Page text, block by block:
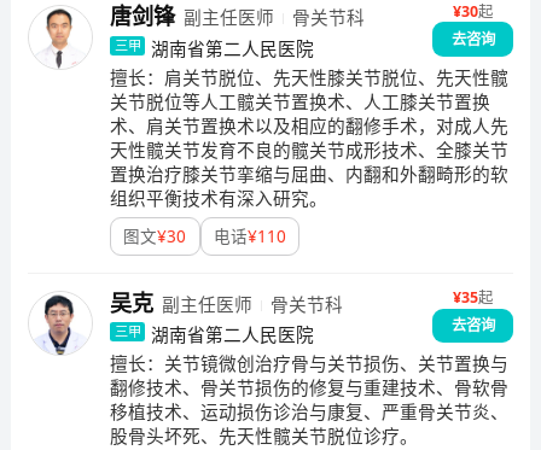
科治疗。7.先天性髋关节发育不良的分期外科治疗。8.
各种骨关节先天性畸形和继发性畸形的矫形外科治疗。
9.各种关节内骨折，韧带损伤修复重建手术治疗。10.各
型骨盆、髋臼、股骨颈、粗隆间骨折以胫腓骨等下肢骨
折，和肩胛骨、肱骨、尺桡骨等上肢骨折的微创外科治
疗，各种骨折不愈合的治疗。11.四肢各种骨关节感染性
疾病和肿瘤现代诊治技术。12.骨质疏松症现代诊治技
术。专家团队：李宝军：科室主任，医学博士，主任医
师，学科带头人；副教授，硕士研究生导师；湖南省中
伤与疾病的诊断治疗。2、人工关节置换与翻修技术。
3、骨关节损伤修复与重建，关节镜技术。4、各种骨关
节畸形矫形技术。5、现代人工关节假体研究，骨关节病
研究。专科特色：骨关节外科为省级骨关节病及运动损
伤诊疗中心。四个技术：1.关节置换与翻修技术。2.关
唐剑锋 副主任医师 骨关节科
三甲 湖南省第二人民医院
¥30起
去咨询
擅长： 肩关节脱位、先天性膝关节脱位、先天性髋
关节脱位等人工髋关节置换术、人工膝关节置换
术、肩关节置换术以及相应的翻修手术，对成人先
天性髋关节发育不良的髋关节成形技术、全膝关节
置换治疗膝关节挛缩与屈曲、内翻和外翻畸形的软
组织平衡技术有深入研究。
图文¥30 电话¥110
吴克 副主任医师 骨关节科
三甲 湖南省第二人民医院
¥35起
去咨询
擅长： 关节镜微创治疗骨与关节损伤、关节置换与
翻修技术、骨关节损伤的修复与重建技术、骨软骨
移植技术、运动损伤诊治与康复、严重骨关节炎、
股骨头坏死、先天性髋关节脱位诊疗。